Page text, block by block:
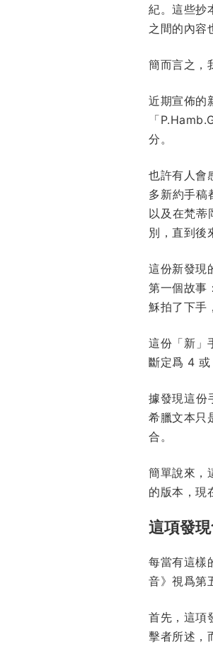
紀。這些抄
之間的內容
簡而言之，
近期宣佈的
「
分。
也許有人會
多新約手稿
以及在梵蒂
別，直到後
這份新發現
第一個故事
穌拍了下手
這份「新」
斷定爲 4 或
據發現這份
希臘文本只
合。
簡單說來，
的版本，現
這項發
每當有這樣
音》視爲第
首先，這項
擊者所述，